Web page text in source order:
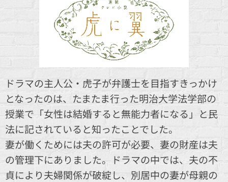
ドラマの主人公・虎子が弁護士を目指すきっかけ
となったのは、たまたま行った明治大学法学部の
授業で「女性は結婚すると無能力者になる」と民
法に記されていると知ったことでした。
妻が働くためには夫の許可が必要、妻の財産は夫
の管理下にありました。ドラマの中では、夫の不
貞により夫婦関係が破綻し、別居中の妻が母親の